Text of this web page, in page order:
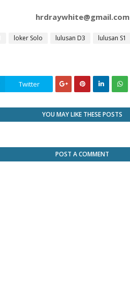
hrdraywhite@gmail.com
loker Solo lulusan D3 lulusan S1
Twitter
YOU MAY LIKE THESE POSTS
POST A COMMENT